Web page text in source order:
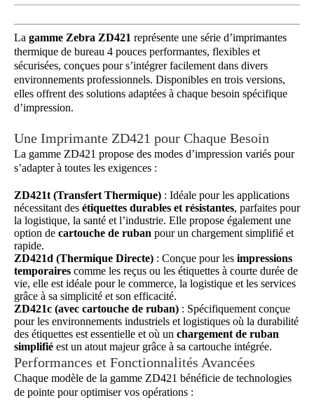
La gamme Zebra ZD421 représente une série d’imprimantes
thermique de bureau 4 pouces performantes, flexibles et
sécurisées, conçues pour s’intégrer facilement dans divers
environnements professionnels. Disponibles en trois versions,
elles offrent des solutions adaptées à chaque besoin spécifique
d’impression.
Une Imprimante ZD421 pour Chaque Besoin
La gamme ZD421 propose des modes d’impression variés pour
s’adapter à toutes les exigences :
ZD421t (Transfert Thermique) : Idéale pour les applications
nécessitant des étiquettes durables et résistantes, parfaites pour
la logistique, la santé et l’industrie. Elle propose également une
option de cartouche de ruban pour un chargement simplifié et
rapide.
ZD421d (Thermique Directe) : Conçue pour les impressions
temporaires comme les reçus ou les étiquettes à courte durée de
vie, elle est idéale pour le commerce, la logistique et les services
grâce à sa simplicité et son efficacité.
ZD421c (avec cartouche de ruban) : Spécifiquement conçue
pour les environnements industriels et logistiques où la durabilité
des étiquettes est essentielle et où un chargement de ruban
simplifié est un atout majeur grâce à sa cartouche intégrée.
Performances et Fonctionnalités Avancées
Chaque modèle de la gamme ZD421 bénéficie de technologies
de pointe pour optimiser vos opérations :